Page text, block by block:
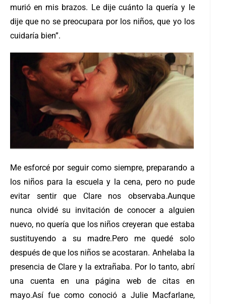
murió en mis brazos. Le dije cuánto la quería y le
dije que no se preocupara por los niños, que yo los
cuidaría bien”.
Me esforcé por seguir como siempre, preparando a
los niños para la escuela y la cena, pero no pude
evitar sentir que Clare nos observaba.Aunque
nunca olvidé su invitación de conocer a alguien
nuevo, no quería que los niños creyeran que estaba
sustituyendo a su madre.Pero me quedé solo
después de que los niños se acostaran. Anhelaba la
presencia de Clare y la extrañaba. Por lo tanto, abrí
una cuenta en una página web de citas en
mayo.Así fue como conoció a Julie Macfarlane,